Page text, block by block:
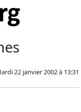
22 janvier 2002 à 13:31